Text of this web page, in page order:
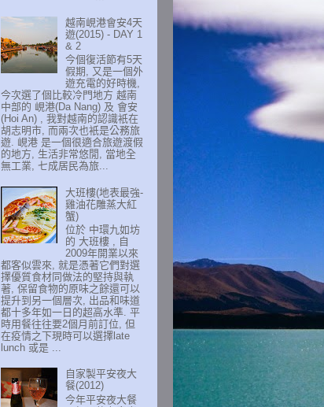
越南峴港會安4天
遊(2015) - DAY 1
& 2
今個復活節有5天
假期, 又是一個外
遊充電的好時機,
今次選了個比較冷門地方 越南
中部的 峴港(Da Nang) 及 會安
(Hoi An) , 我對越南的認識衹在
胡志明市, 而兩次也衹是公務旅
遊. 峴港 是一個很適合旅遊渡假
的地方, 生活非常悠閒, 當地全
無工業, 七成居民為旅...
大班樓(地表最強-
雞油花雕蒸大紅
蟹)
位於 中環九如坊
的 大班樓 , 自
2009年開業以來
都客似雲來, 就是憑著它們對選
擇優質食材同做法的堅持與執
著, 保留食物的原味之餘還可以
提升到另一個層次, 出品和味道
都十多年如一日的超高水準. 平
時用餐往往要2個月前訂位, 但
在疫情之下現時可以選擇late
lunch 或是 ...
自家製平安夜大
餐(2012)
今年平安夜大餐